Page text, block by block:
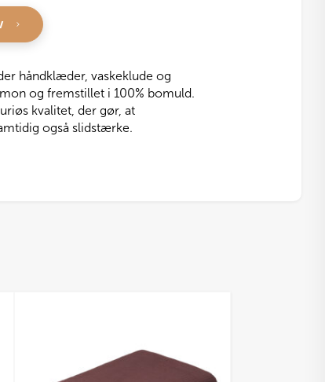
håndklæder, vaskeklude og
og fremstillet i 100% bomuld.
kvalitet, der gør, at
også slidstærke.